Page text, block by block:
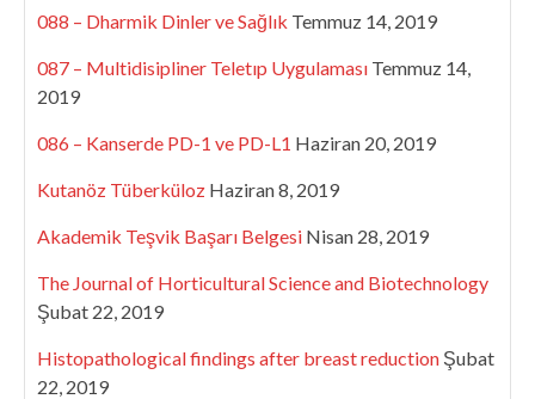
088 – Dharmik Dinler ve Sağlık Temmuz 14, 2019
087 – Multidisipliner Teletıp Uygulaması Temmuz 14,
2019
086 – Kanserde PD-1 ve PD-L1 Haziran 20, 2019
Kutanöz Tüberküloz Haziran 8, 2019
Akademik Teşvik Başarı Belgesi Nisan 28, 2019
The Journal of Horticultural Science and Biotechnology
Şubat 22, 2019
Histopathological findings after breast reduction Şubat
22, 2019